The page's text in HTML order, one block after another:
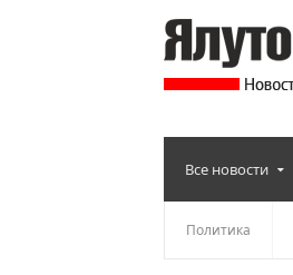
Все новости
Политика